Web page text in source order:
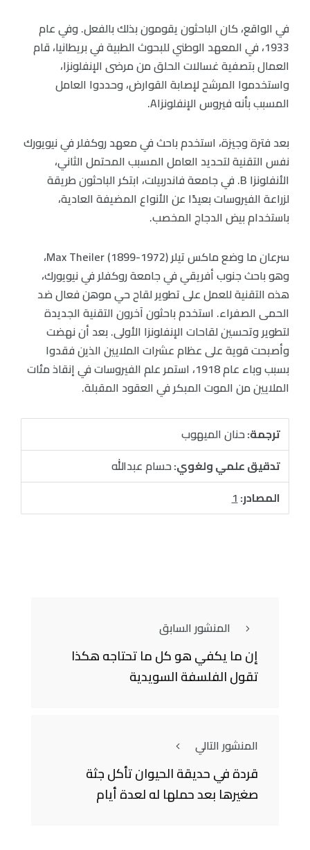
في الواقع، كان الباحثون يقومون بذلك بالفعل. وفي عام
1933، في المعهد الوطني للبحوث الطبية في بريطانيا، قام
العمال بتصفية غسالات الحلق من مرضى الإنفلونزا،
واستخدموا المرشح لإصابة القوارض، وحددوا العامل
المسبب بأنه فيروس الإنفلونزاA.
بعد فترة وجيزة، استخدم باحث في معهد روكفلر في نيويورك
نفس التقنية لتحديد العامل المسبب المحتمل الثاني،
الأنفلونزا B. في جامعة فاندربيلت، ابتكر الباحثون طريقة
لزراعة الفيروسات بعيدًا عن الأنواع المضيفة العادية،
باستخدام بيض الدجاج المخصب.
سرعان ما وضع ماكس تيلر Max Theiler (1899-1972)،
وهو باحث جنوب أفريقي في جامعة روكفلر في نيويورك،
هذه التقنية للعمل على تطوير لقاح حي موهن فعال ضد
الحمى الصفراء. استخدم باحثون آخرون التقنية الجديدة
لتطوير وتحسين لقاحات الإنفلونزا الأولى. بعد أن نهضت
وأصبحت قوية على عظام عشرات الملايين الذين فقدوا
بسبب وباء عام 1918، استمر علم الفيروسات في إنقاذ مئات
الملايين من الموت المبكر في العقود المقبلة.
ترجمة:حنان الميهوب
تدقيق علمي ولغوي:حسام عبدالله
المصادر:1
المنشور السابق
إن ما يكفي هو كل ما تحتاجه هكذا
تقول الفلسفة السويدية
المنشور التالي
قردة في حديقة الحيوان تأكل جثة
صغيرها بعد حملها له لعدة أيام